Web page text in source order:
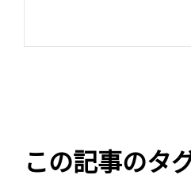
この記事のタ